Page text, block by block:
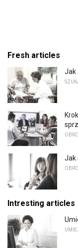
Fresh articles
Jak
Jak
Intresting articles